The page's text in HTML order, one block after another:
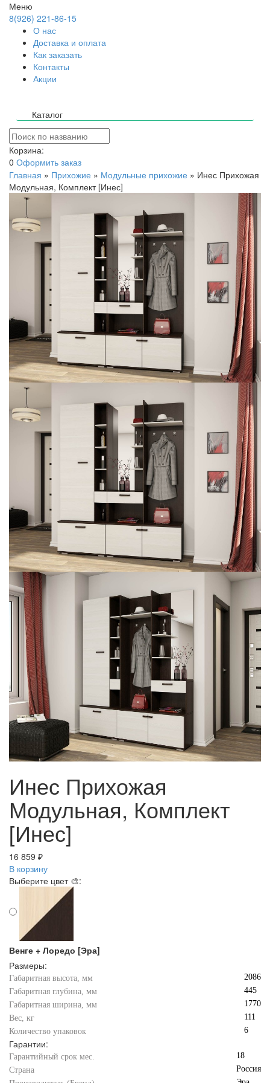
Меню
8(926) 221-86-15
О нас
Доставка и оплата
Как заказать
Контакты
Акции
Каталог
Корзина:
0 Оформить заказ
Главная » Прихожие » Модульные прихожие » Инес Прихожая
Модульная, Комплект [Инес]
Инес Прихожая
Модульная, Комплект
[Инес]
16 859 ₽
В корзину
Выберите цвет 🎨:
Венге + Лоредо [Эра]
Размеры:
Габаритная высота, мм
2086
Габаритная глубина, мм
445
Габаритная ширина, мм
1770
Вес, кг
111
Количество упаковок
6
Гарантии:
Гарантийный срок мес.
18
Страна
Россия